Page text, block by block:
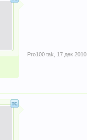
Pro100 tak 17 дек 2010